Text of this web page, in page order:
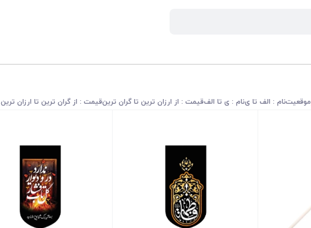
موقعیتنام : الف تا ینام : ی تا الفقیمت : از ارزان ترین تا گران ترینقیمت : از گران ترین تا ارزان ترین